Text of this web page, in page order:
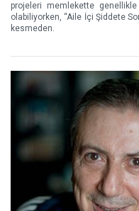
projeleri memlekette
olabiliyorken, “Aile İçi Şiddete
kesmeden.